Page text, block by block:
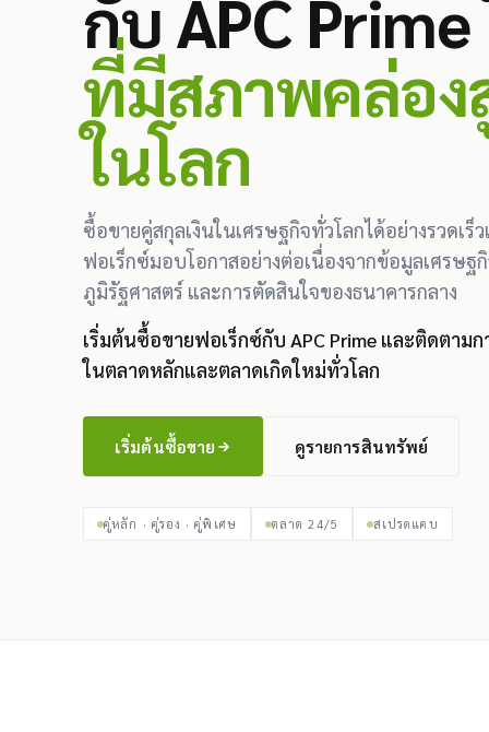
กับ APC
ที่มีสภาพคล่อง
ในโลก
ซื้อขายคู่สกุลเงินในเศรษฐกิจทั่วโลกได้อย่างรวดเร็
ฟอเร็กซ์มอบโอกาสอย่างต่อเนื่องจากข้อมูลเศรษฐ
ภูมิรัฐศาสตร์ และการตัดสินใจของธนาคารกลาง
เริ่มต้นซื้อขายฟอเร็กซ์กับ APC Prime และติดตาม
ในตลาดหลักและตลาดเกิดใหม่ทั่วโลก
เริ่มต้นซื้อขาย ดูรายการสินทรัพย์
คู่หลัก · คู่รอง · คู่พิเศษ ตลาด 24/5 สเปรดแคบ